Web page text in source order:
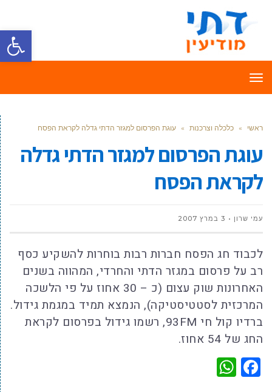
פתח
תפריט
ראשי » כלכלה וצרכנות » עוגת הפרסום למגזר הדתי גדלה לקראת הפסח
עוגת הפרסום למגזר הדתי גדלה
לקראת הפסח
עמי שרון 3 במרץ 2007
לכבוד חג הפסח חברות רבות בוחרות להשקיע כסף
רב על פרסום במגזר הדתי והחרדי, המהווה בשנים
האחרונות שוק עצום (כ – 30 אחוז על פי הלשכה
המרכזית לסטטיסטיקה), הנמצא תמיד במגמת גידול.
ברדיו קול חי 93FM, רשמו גידול בפרסום לקראת
החג של 54 אחוז.
Facebook